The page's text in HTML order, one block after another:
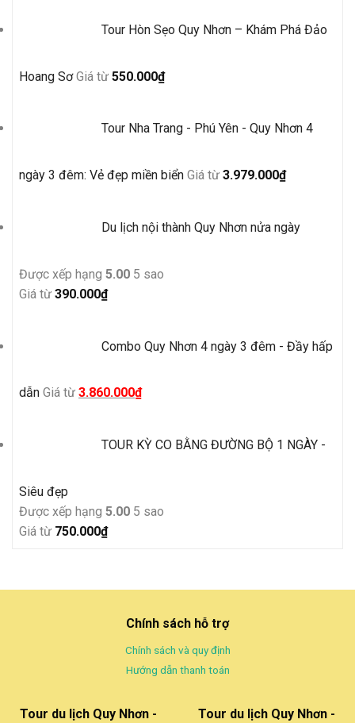
Tour Hòn Sẹo Quy Nhơn – Khám Phá Đảo
Hoang Sơ Giá từ 550.000₫
Tour Nha Trang - Phú Yên - Quy Nhơn 4
ngày 3 đêm: Vẻ đẹp miền biển Giá từ 3.979.000₫
Du lịch nội thành Quy Nhơn nửa ngày
Được xếp hạng 5.00 5 sao
Giá từ 390.000₫
Combo Quy Nhơn 4 ngày 3 đêm - Đầy hấp
dẫn Giá từ Giá
4.500.000₫.
3.860.000₫Giá
là:
TOUR KỲ CO BẰNG ĐƯỜNG BỘ 1 NGÀY -
Siêu đẹp
Được xếp hạng 5.00 5 sao
Giá từ 750.000₫
Chính sách hỗ trợ
Chính sách và quy định
Hướng dẫn thanh toán
Tour du lịch Quy Nhơn -
Tour du lịch Quy Nhơn -